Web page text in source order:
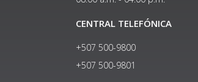
CENTRAL TELEFÓNICA
+507 500-9800
+507 500-9801​